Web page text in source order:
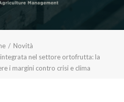
Novità
nel settore ortofrutta: la
i margini contro crisi e clima